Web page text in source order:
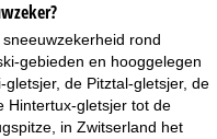
rond
gebieden en hooggelegen
gletsjer, de Pitztal-gletsjer, de
Hintertux-gletsjer tot de
in Zwitserland het